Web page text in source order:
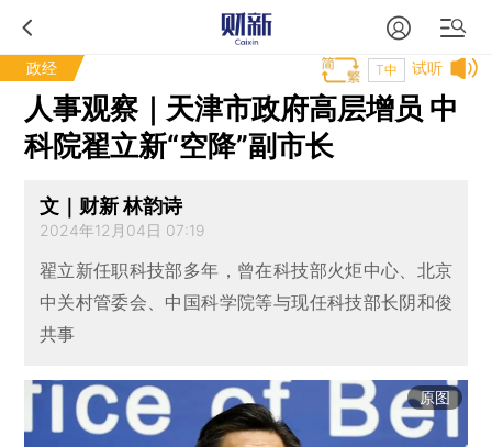
政经 试听
T中
人事观察｜天津市政府高层增员 中
科院翟立新“空降”副市长
文｜财新 林韵诗
2024年12月04日 07:19
翟立新任职科技部多年，曾在科技部火炬中心、北京
中关村管委会、中国科学院等与现任科技部长阴和俊
共事
原图